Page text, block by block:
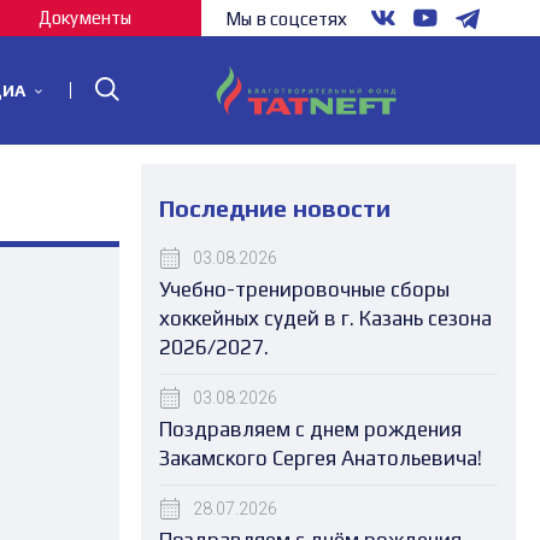
Документы Мы в соцсетях
Последние новости
03.08.2026
Учебно-тренировочные сборы
хоккейных судей в г. Казань сезона
2026/2027.
03.08.2026
Поздравляем с днем рождения
Закамского Сергея Анатольевича!
28.07.2026